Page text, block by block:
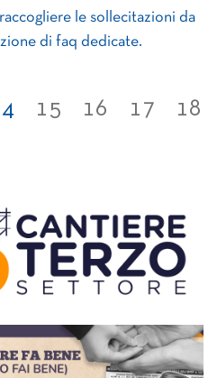
le sollecitazioni da
di faq dedicate.
15 16 17 18